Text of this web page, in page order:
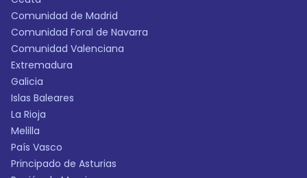
Comunidad de Madrid
Comunidad Foral de Navarra
Comunidad Valenciana
Extremadura
Galicia
Islas Baleares
La Rioja
Melilla
País Vasco
Principado de Asturias